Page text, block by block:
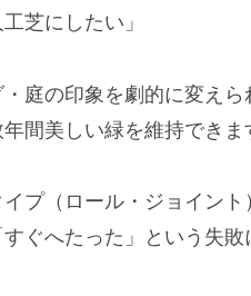
芝にしたい」
庭の印象を劇的に変え
間美しい緑を維持できま
プ（ロール・ジョイント
ぐへたった」という失敗